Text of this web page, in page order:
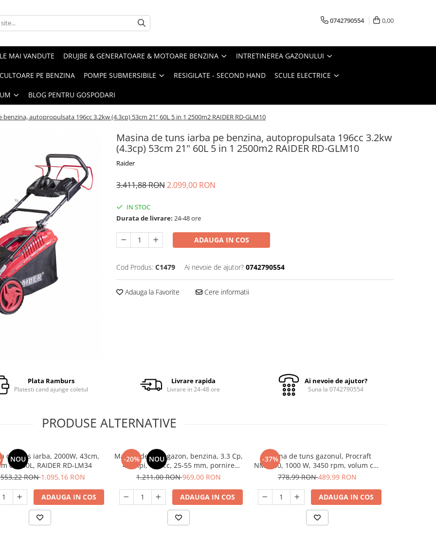
0742790554 0,00
MAI VANDUTE DRUJBE & GENERATOARE & MOTOARE BENZINA INTRETINEREA GAZONULUI
PE BENZINA POMPE SUBMERSIBILE RESIGILATE - SECOND HAND SCULE ELECTRICE
BLOG PENTRU GOSPODARI
autopropulsata 196cc 3.2kw (4.3cp) 53cm 21" 60L 5 in 1 2500m2 RAIDER RD-GLM10
Masina de tuns iarba pe benzina, autopropulsata 196cc 3.2kw
(4.3cp) 53cm 21" 60L 5 in 1 2500m2 RAIDER RD-GLM10
Raider
3.411,88 RON2.099,00 RON
IN STOC
Durata de livrare: 24-48 ore
ADAUGA IN COS
Cod Produs: C1479 Ai nevoie de ajutor? 0742790554
Adauga la Favorite Cere informatii
Plata Ramburs
Platesti cand ajunge coletul
Livrare rapida
Livrare in 24-48 ore
Ai nevoie de ajutor?
Suna la 0742790554
PRODUSE ALTERNATIVE
NOU
de tuns iarba, 2000W, 43cm,
cos 50L, RAIDER RD-LM34
RON1.095,16 RON
ADAUGA IN COS
-20% NOU
Masina de tuns gazon, benzina, 3.3 Cp,
4 timpi, 131 cc, 25-55 mm, pornire
electrica, sac 45L, DAC
1.211,00 RON969,00 RON
ADAUGA IN COS
-37%
Masina de tuns gazonul, Procraft
NM1600, 1000 W, 3450 rpm, volum cos
30L
778,99 RON489,99 RON
ADAUGA IN COS